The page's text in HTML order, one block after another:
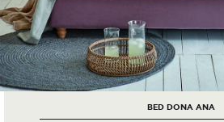
BED DONA ANA